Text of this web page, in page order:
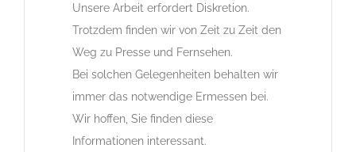
Unsere Arbeit erfordert Diskretion.
Trotzdem finden wir von Zeit zu Zeit den
Weg zu Presse und Fernsehen.
Bei solchen Gelegenheiten behalten wir
immer das notwendige Ermessen bei.
Wir hoffen, Sie finden diese
Informationen interessant.